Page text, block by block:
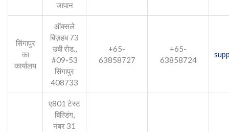
जापान
सिंगापुर
का
कार्यालय
ऑक्सले
बिज़हब 73
उबी रोड.,
#09-53
सिंगापुर
408733
+65-
63858727
+65-
63858724
ए801 टेस्ट
बिल्डिंग,
नंबर 31